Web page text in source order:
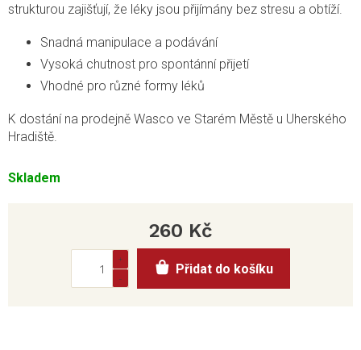
Skladem
strukturou zajišťují, že léky jsou přijímány bez stresu a obtíží.
Snadná manipulace a podávání
Vysoká chutnost pro spontánní přijetí
Vhodné pro různé formy léků
K dostání na prodejně Wasco ve Starém Městě u Uherského
Hradiště.
260 Kč
cena:
Přidat do košíku